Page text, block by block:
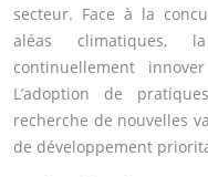
secteur. Face à la
aléas climatiques,
continuellement
L’adoption de
recherche de nouvelles
de développement